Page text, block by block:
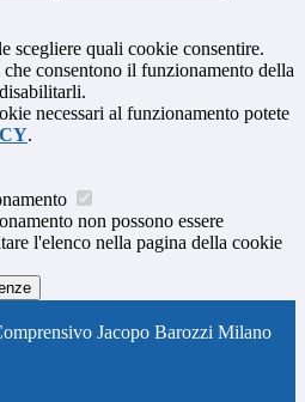
scegliere quali cookie consentire.
consentono il funzionamento della
necessari al funzionamento potete
.
non possono essere
l'elenco nella pagina della cookie
Jacopo Barozzi Milano